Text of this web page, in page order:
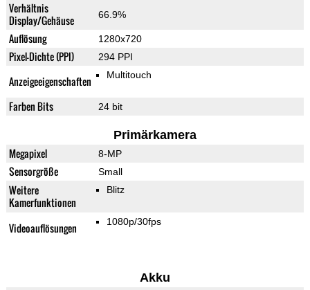
Verhältnis
Display/Gehäuse
66.9%
Auflösung 1280x720
Pixel-Dichte (PPI) 294 PPI
Anzeigeeigenschaften Multitouch
Farben Bits 24 bit
Primärkamera
Megapixel 8-MP
Sensorgröße Small
Weitere
Kamerfunktionen
Blitz
Videoauflösungen 1080p/30fps
Akku